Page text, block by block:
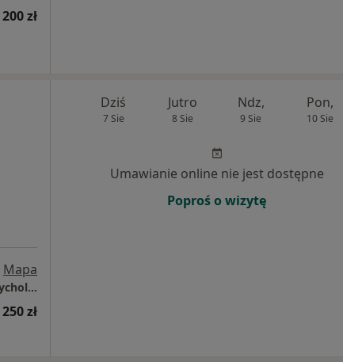
200 zł
Mapa
Gabinet Psychoterapii oraz Diagnozy Neuropsychologicznej Anna Lubańska
250 zł
Dziś
7 Sie
Jutro
8 Sie
Ndz,
9 Sie
Pon,
10 Sie
Umawianie online nie jest dostępne
Poproś o wizytę